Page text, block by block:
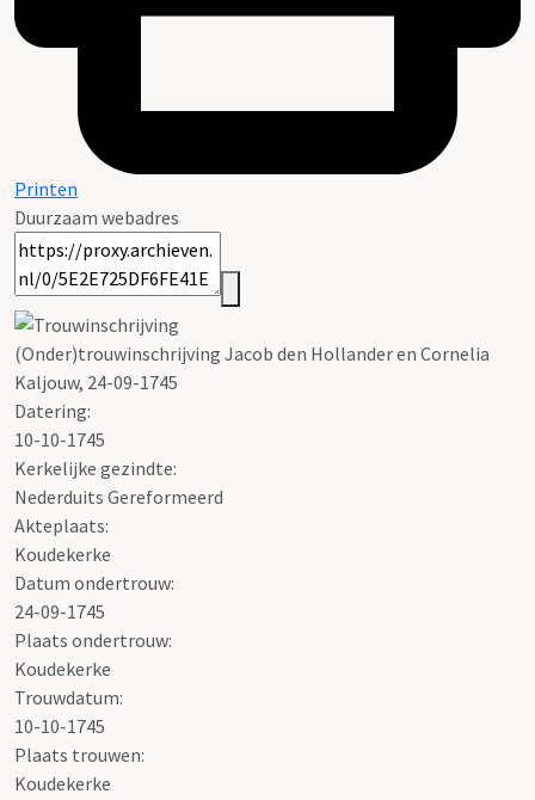
Printen
Duurzaam webadres
(Onder)trouwinschrijving Jacob den Hollander en Cornelia
Kaljouw, 24-09-1745
Datering:
10-10-1745
Kerkelijke gezindte:
Nederduits Gereformeerd
Akteplaats:
Koudekerke
Datum ondertrouw:
24-09-1745
Plaats ondertrouw:
Koudekerke
Trouwdatum:
10-10-1745
Plaats trouwen:
Koudekerke